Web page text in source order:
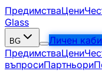
ПредимстваЦени
Glass
BG Личен
ПредимстваЦени
въпросиПартньори